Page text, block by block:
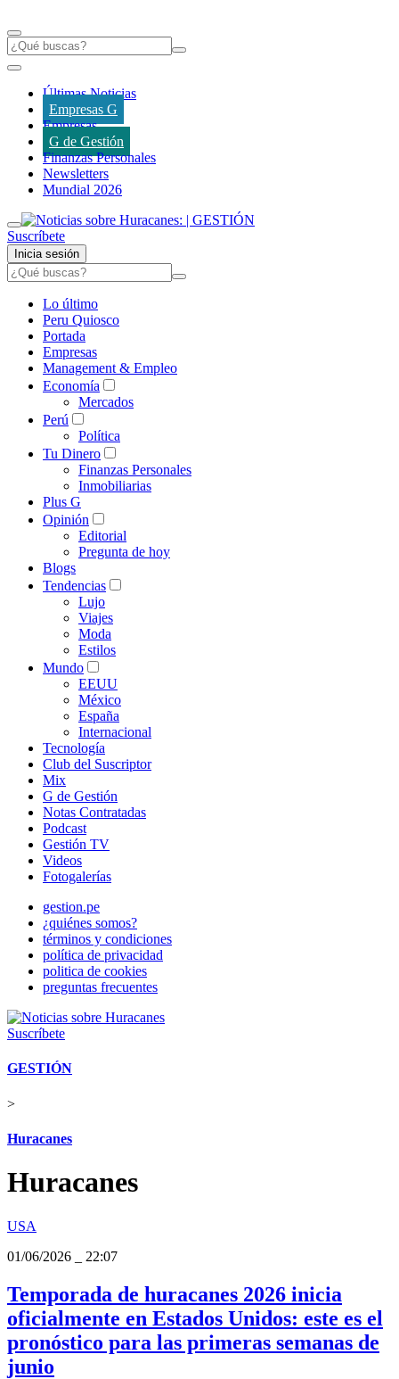
Últimas Noticias
Empresas G
Empresas
G de Gestión
Finanzas Personales
Newsletters
Mundial 2026
Suscríbete
Inicia sesión
Lo último
Peru Quiosco
Portada
Empresas
Management & Empleo
Economía
Mercados
Perú
Política
Tu Dinero
Finanzas Personales
Inmobiliarias
Plus G
Opinión
Editorial
Pregunta de hoy
Blogs
Tendencias
Lujo
Viajes
Moda
Estilos
Mundo
EEUU
México
España
Internacional
Tecnología
Club del Suscriptor
Mix
G de Gestión
Notas Contratadas
Podcast
Gestión TV
Videos
Fotogalerías
gestion.pe
¿quiénes somos?
términos y condiciones
política de privacidad
politica de cookies
preguntas frecuentes
Suscríbete
GESTIÓN
>
Huracanes
Huracanes
USA
01/06/2026
22:07
Temporada de huracanes 2026 inicia
oficialmente en Estados Unidos: este es el
pronóstico para las primeras semanas de
junio